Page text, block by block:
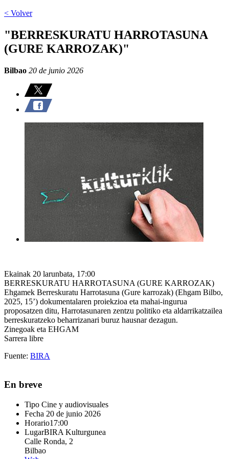
< Volver
"BERRESKURATU HARROTASUNA
(GURE KARROZAK)"
Bilbao 20 de junio 2026
Ekainak 20 larunbata, 17:00
BERRESKURATU HARROTASUNA (GURE KARROZAK)
Ehgamek Berreskuratu Harrotasuna (Gure karrozak) (Ehgam Bilbo,
2025, 15’) dokumentalaren proiekzioa eta mahai-ingurua
proposatzen ditu, Harrotasunaren zentzu politiko eta aldarrikatzailea
berreskuratzeko beharrizanari buruz hausnar dezagun.
Zinegoak eta EHGAM
Sarrera libre
Fuente: BIRA
En breve
Tipo Cine y audiovisuales
Fecha 20 de junio 2026
Horario17:00
LugarBIRA Kulturgunea
Calle Ronda, 2
Bilbao